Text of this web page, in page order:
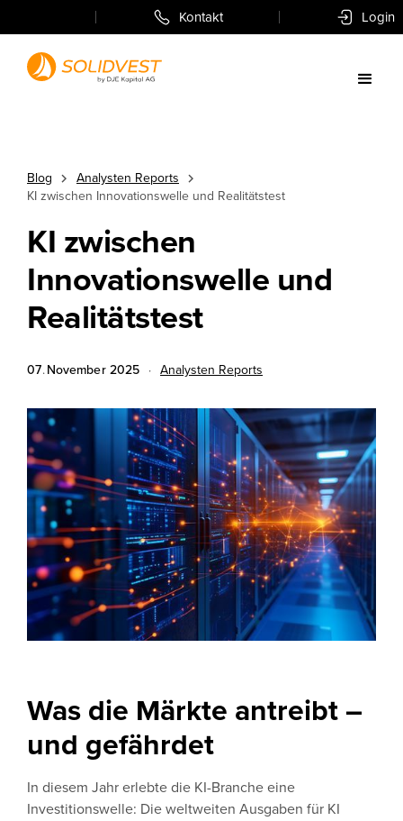
Kontakt Login
Blog
Analysten Reports
KI zwischen Innovationswelle und Realitätstest
KI zwischen
Innovationswelle und
Realitätstest
07.November 2025 · Analysten Reports
Was die Märkte antreibt –
und gefährdet
In diesem Jahr erlebte die KI-Branche eine
Investitionswelle: Die weltweiten Ausgaben für KI